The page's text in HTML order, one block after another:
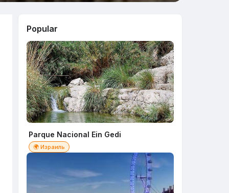
Popular
Parque Nacional Ein Gedi
🌍 Израиль